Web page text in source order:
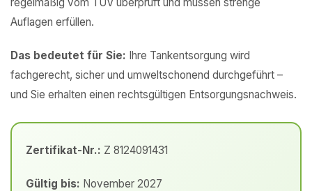
Auflagen erfüllen.
Das bedeutet für Sie: Ihre Tankentsorgung wird
fachgerecht, sicher und umweltschonend durchgeführt –
und Sie erhalten einen rechtsgültigen Entsorgungsnachweis.
Zertifikat-Nr.: Z 8124091431
Gültig bis: November 2027